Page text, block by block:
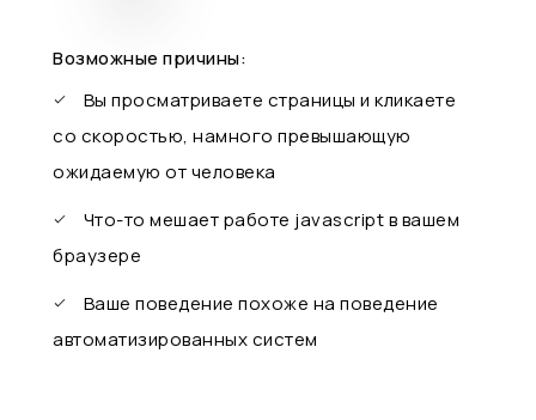
Возможные причины:
Вы просматриваете страницы и кликаете
со скоростью, намного превышающую
ожидаемую от человека
Что-то мешает работе javascript в вашем
браузере
Ваше поведение похоже на поведение
автоматизированных систем